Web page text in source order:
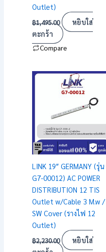
Outlet)
฿1,495.00
หยิบใส่
ตะกร้า
Compare
LINK 19″ GERMANY (รุ่น
G7-00012) AC POWER
DISTRIBUTION 12 TIS
Outlet w/Cable 3 M.w / ,
SW Cover (รางไฟ 12
Outlet)
฿2,230.00
หยิบใส่